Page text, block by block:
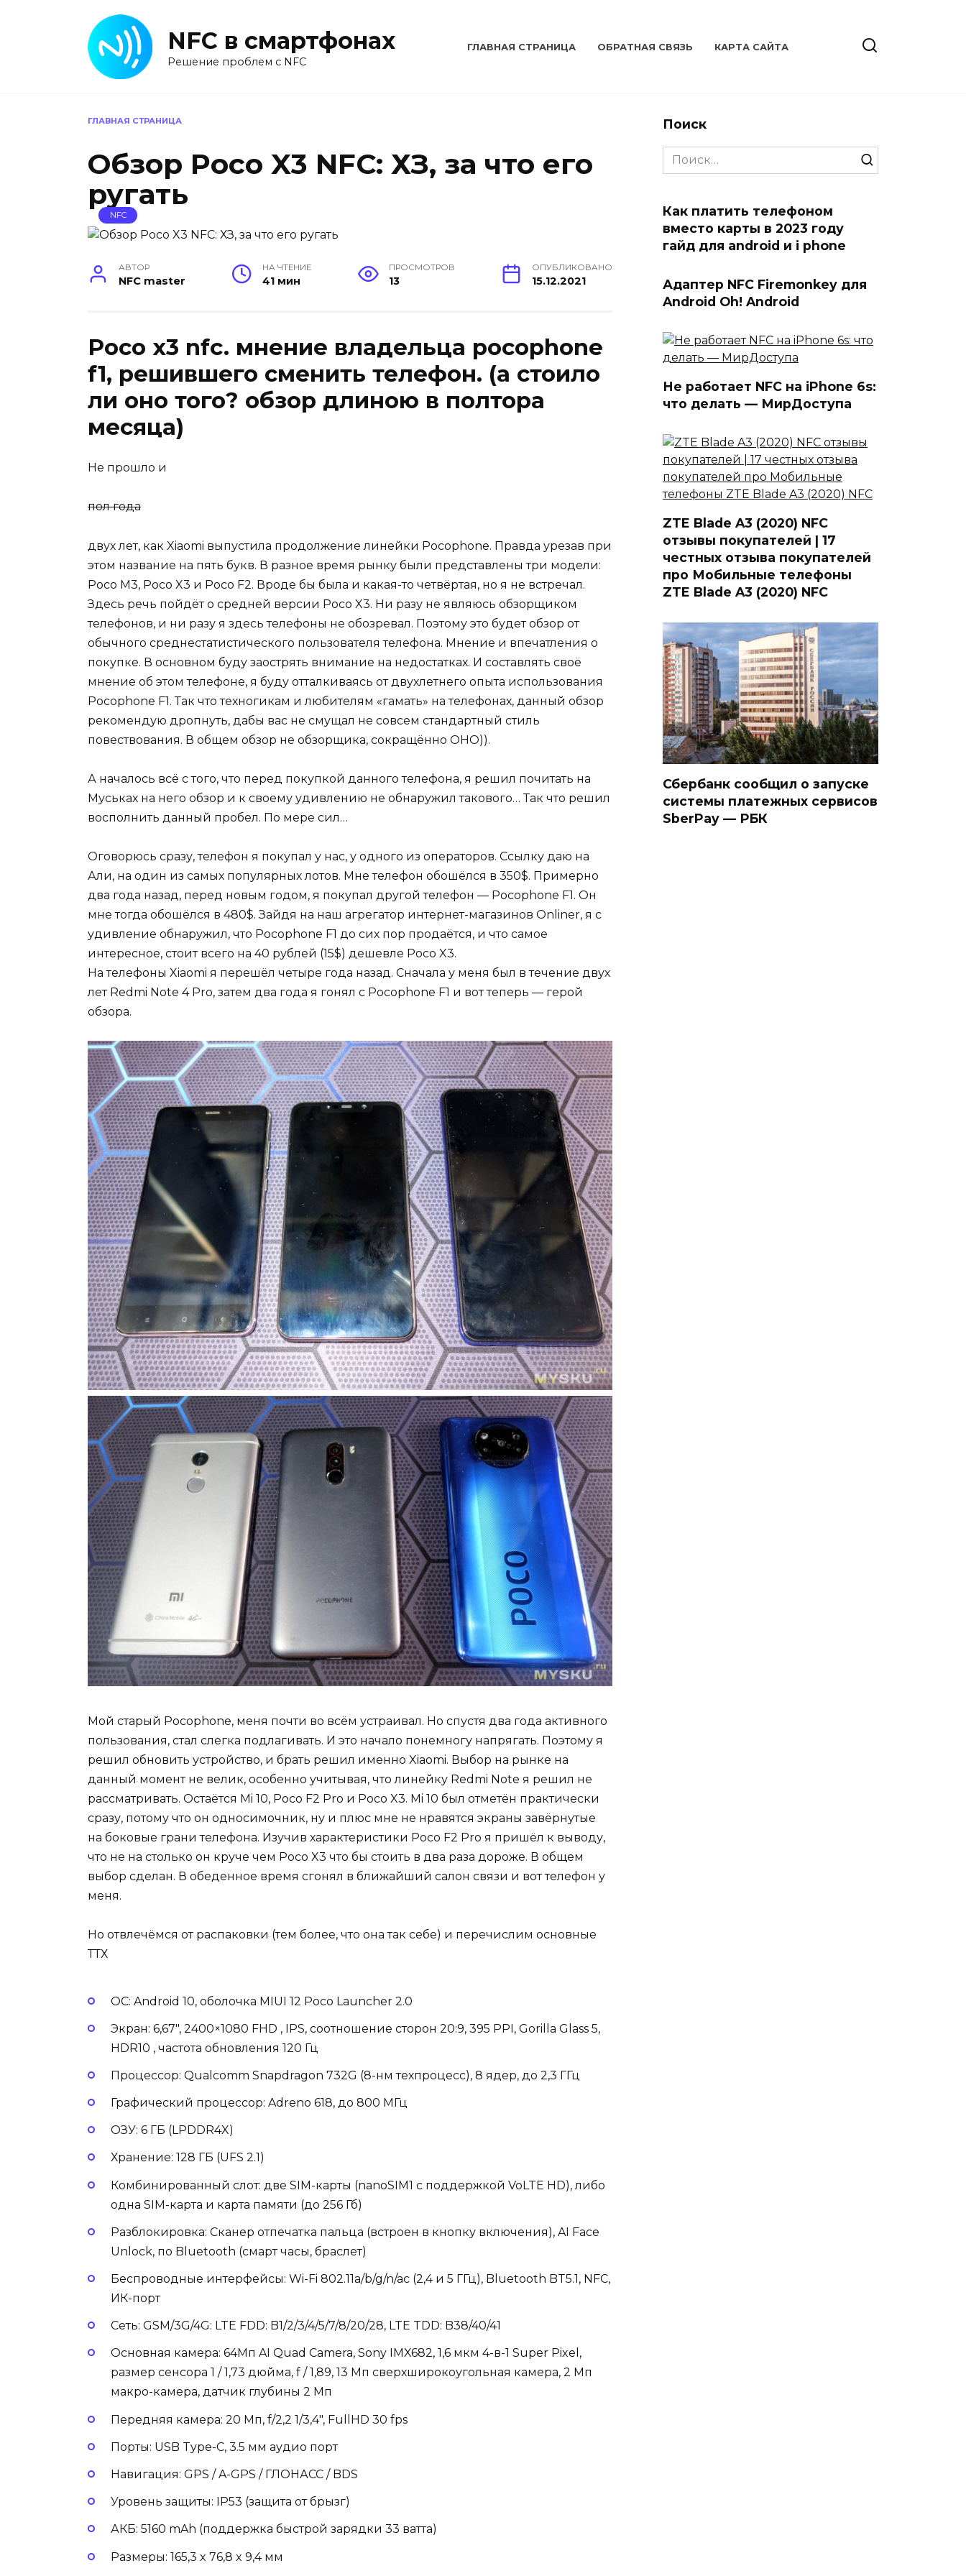
NFC в смартфонах
Решение проблем с NFC
ГЛАВНАЯ СТРАНИЦА ОБРАТНАЯ СВЯЗЬ КАРТА САЙТА
ГЛАВНАЯ СТРАНИЦА
Обзор Poco X3 NFC: ХЗ, за что его
ругать
NFC
АВТОР
NFC master
НА ЧТЕНИЕ
41 мин
ПРОСМОТРОВ
13
ОПУБЛИКОВАНО
15.12.2021
Poco x3 nfc. мнение владельца pocophone
f1, решившего сменить телефон. (а стоило
ли оно того? обзор длиною в полтора
месяца)
Не прошло и
пол года
двух лет, как Xiaomi выпустила продолжение линейки Pocophone. Правда урезав при
этом название на пять букв. В разное время рынку были представлены три модели:
Poco М3, Poco X3 и Poco F2. Вроде бы была и какая-то четвёртая, но я не встречал.
Здесь речь пойдёт о средней версии Poco X3. Ни разу не являюсь обзорщиком
телефонов, и ни разу я здесь телефоны не обозревал. Поэтому это будет обзор от
обычного среднестатистического пользователя телефона. Мнение и впечатления о
покупке. В основном буду заострять внимание на недостатках. И составлять своё
мнение об этом телефоне, я буду отталкиваясь от двухлетнего опыта использования
Pocophone F1. Так что техногикам и любителям «гамать» на телефонах, данный обзор
рекомендую дропнуть, дабы вас не смущал не совсем стандартный стиль
повествования. В общем обзор не обзорщика, сокращённо ОНО)).
А началось всё с того, что перед покупкой данного телефона, я решил почитать на
Муськах на него обзор и к своему удивлению не обнаружил такового… Так что решил
восполнить данный пробел. По мере сил…
Оговорюсь сразу, телефон я покупал у нас, у одного из операторов. Ссылку даю на
Али, на один из самых популярных лотов. Мне телефон обошёлся в 350$. Примерно
два года назад, перед новым годом, я покупал другой телефон — Pocophone F1. Он
мне тогда обошёлся в 480$. Зайдя на наш агрегатор интернет-магазинов Onliner, я с
удивление обнаружил, что Pocophone F1 до сих пор продаётся, и что самое
интересное, стоит всего на 40 рублей (15$) дешевле Poco X3.
На телефоны Xiaomi я перешёл четыре года назад. Сначала у меня был в течение двух
лет Redmi Note 4 Pro, затем два года я гонял с Pocophone F1 и вот теперь — герой
обзора.
Мой старый Pocophone, меня почти во всём устраивал. Но спустя два года активного
пользования, стал слегка подлагивать. И это начало понемногу напрягать. Поэтому я
решил обновить устройство, и брать решил именно Xiaomi. Выбор на рынке на
данный момент не велик, особенно учитывая, что линейку Redmi Note я решил не
рассматривать. Остаётся Mi 10, Poco F2 Pro и Poco X3. Mi 10 был отметён практически
сразу, потому что он односимочник, ну и плюс мне не нравятся экраны завёрнутые
на боковые грани телефона. Изучив характеристики Poco F2 Pro я пришёл к выводу,
что не на столько он круче чем Poco X3 что бы стоить в два раза дороже. В общем
выбор сделан. В обеденное время сгонял в ближайший салон связи и вот телефон у
меня.
Но отвлечёмся от распаковки (тем более, что она так себе) и перечислим основные
ТТХ
ОС: Android 10, оболочка MIUI 12 Poco Launcher 2.0
Экран: 6,67″, 2400×1080 FHD , IPS, соотношение сторон 20:9, 395 PPI, Gorilla Glass 5,
HDR10 , частота обновления 120 Гц
Процессор: Qualcomm Snapdragon 732G (8-нм техпроцесс), 8 ядер, до 2,3 ГГц
Графический процессор: Adreno 618, до 800 МГц
ОЗУ: 6 ГБ (LPDDR4X)
Хранение: 128 ГБ (UFS 2.1)
Комбинированный слот: две SIM-карты (nanoSIM1 с поддержкой VoLTE HD), либо
одна SIM-карта и карта памяти (до 256 Гб)
Разблокировка: Сканер отпечатка пальца (встроен в кнопку включения), AI Face
Unlock, по Bluetooth (смарт часы, браслет)
Беспроводные интерфейсы: Wi-Fi 802.11a/b/g/n/ac (2,4 и 5 ГГц), Bluetooth BT5.1, NFC,
ИК-порт
Сеть: GSM/3G/4G: LTE FDD: B1/2/3/4/5/7/8/20/28, LTE TDD: B38/40/41
Основная камера: 64Мп AI Quad Camera, Sony IMX682, 1,6 мкм 4-в-1 Super Pixel,
размер сенсора 1 / 1,73 дюйма, f / 1,89, 13 Мп сверхширокоугольная камера, 2 Мп
макро-камера, датчик глубины 2 Мп
Передняя камера: 20 Мп, f/2,2 1/3,4″, FullHD 30 fps
Порты: USB Type-C, 3.5 мм аудио порт
Навигация: GPS / A-GPS / ГЛОНАСС / BDS
Уровень защиты: IP53 (защита от брызг)
АКБ: 5160 mAh (поддержка быстрой зарядки 33 ватта)
Размеры: 165,3 x 76,8 x 9,4 мм
Поиск
Search
for:
Как платить телефоном
вместо карты в 2023 году
гайд для android и i phone
Адаптер NFC Firemonkey для
Android Oh! Android
Не работает NFC на iPhone 6s:
что делать — МирДоступа
ZTE Blade A3 (2020) NFC
отзывы покупателей | 17
честных отзыва покупателей
про Мобильные телефоны
ZTE Blade A3 (2020) NFC
Сбербанк сообщил о запуске
системы платежных сервисов
SberPay — РБК